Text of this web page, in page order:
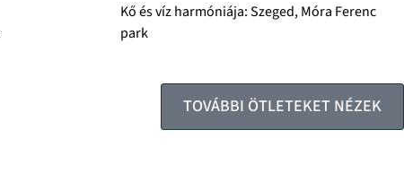
Kő és víz harmóniája: Szeged, Móra Ferenc
park
TOVÁBBI ÖTLETEKET NÉZEK